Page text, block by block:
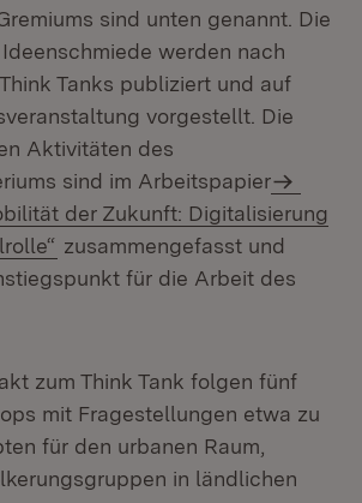
sind unten genannt. Die
werden nach
Tanks publiziert und auf
vorgestellt. Die
Aktivitäten des
sind im Arbeitspapier
der Zukunft: Digitalisierung
zusammengefasst und
für die Arbeit des
zum Think Tank folgen fünf
mit Fragestellungen etwa zu
für den urbanen Raum,
in ländlichen